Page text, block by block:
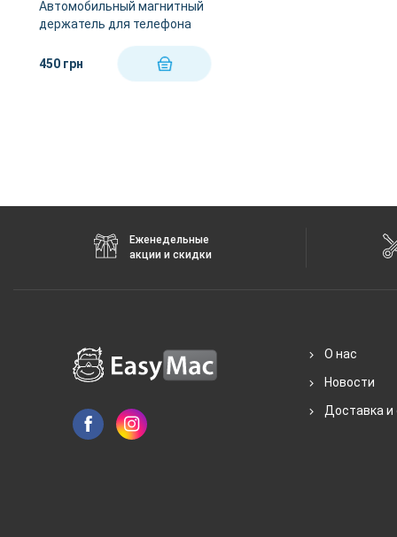
Автомобильный магнитный
держатель для телефона
450 грн
КУПИТЬ
Еженедельные
акции и скидки
О нас
Новости
Доставка и